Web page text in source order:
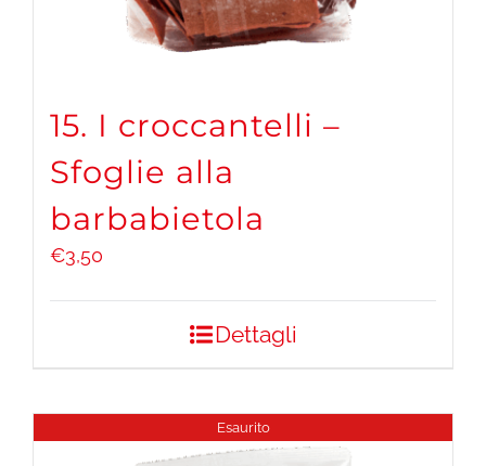
15. I croccantelli –
Sfoglie alla
barbabietola
€3,50
Dettagli
Esaurito